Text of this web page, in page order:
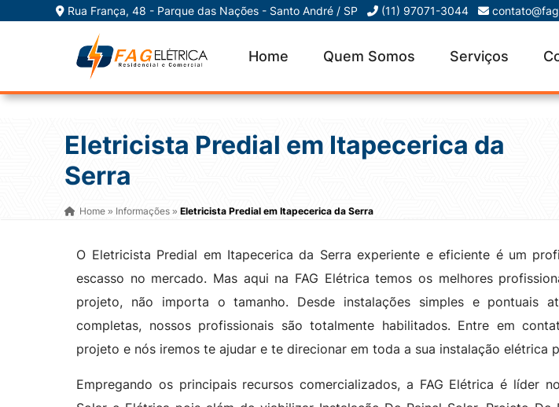
Rua França, 48 - Parque das Nações - Santo André / SP (11) 97071-3044
Home Quem Somos Serviços
Eletricista Predial em Itapecerica da
Serra
Home » Informações » Eletricista Predial em Itapecerica da Serra
O Eletricista Predial em Itapecerica da Serra experiente e eficiente é um
escasso no mercado. Mas aqui na FAG Elétrica temos os melhores
projeto, não importa o tamanho. Desde instalações simples e pontuais
completas, nossos profissionais são totalmente habilitados. Entre em
projeto e nós iremos te ajudar e te direcionar em toda a sua instalação elétrica
Empregando os principais recursos comercializados, a FAG Elétrica é líder